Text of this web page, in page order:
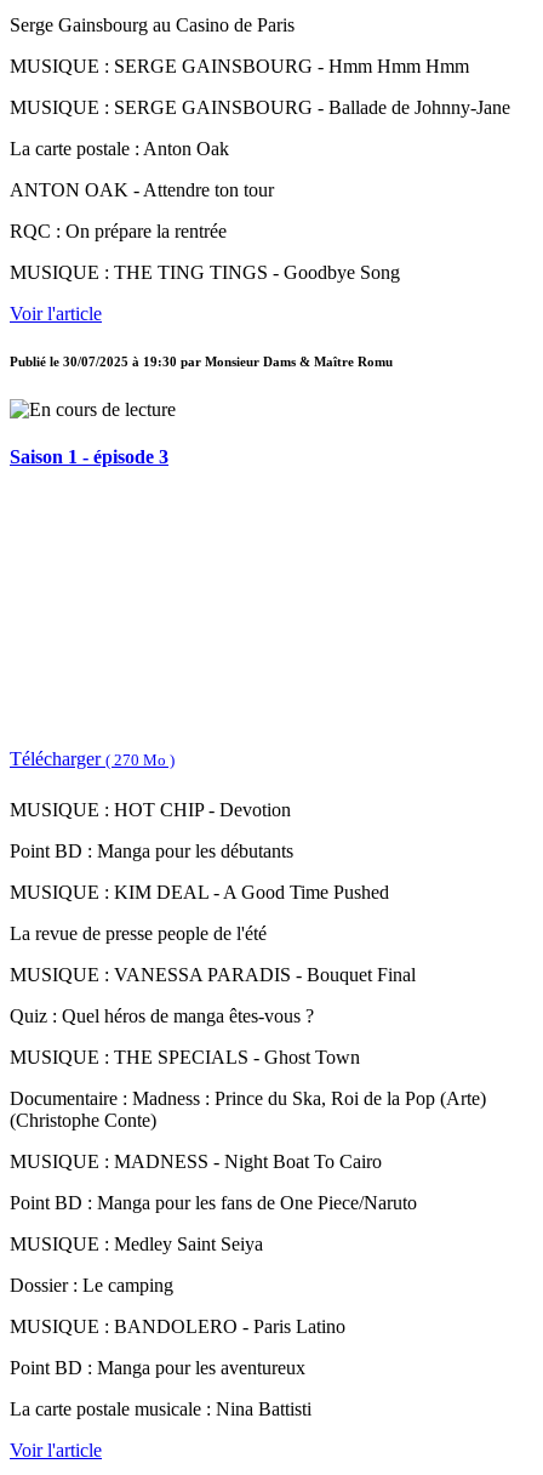
Serge Gainsbourg au Casino de Paris
MUSIQUE : SERGE GAINSBOURG - Hmm Hmm Hmm
MUSIQUE : SERGE GAINSBOURG - Ballade de Johnny-Jane
La carte postale : Anton Oak
ANTON OAK - Attendre ton tour
RQC : On prépare la rentrée
MUSIQUE : THE TING TINGS - Goodbye Song
Voir l'article
Publié le 30/07/2025 à 19:30 par Monsieur Dams & Maître Romu
Saison 1 - épisode 3
Télécharger ( 270 Mo )
MUSIQUE : HOT CHIP - Devotion
Point BD : Manga pour les débutants
MUSIQUE : KIM DEAL - A Good Time Pushed
La revue de presse people de l'été
MUSIQUE : VANESSA PARADIS - Bouquet Final
Quiz : Quel héros de manga êtes-vous ?
MUSIQUE : THE SPECIALS - Ghost Town
Documentaire : Madness : Prince du Ska, Roi de la Pop (Arte)
(Christophe Conte)
MUSIQUE : MADNESS - Night Boat To Cairo
Point BD : Manga pour les fans de One Piece/Naruto
MUSIQUE : Medley Saint Seiya
Dossier : Le camping
MUSIQUE : BANDOLERO - Paris Latino
Point BD : Manga pour les aventureux
La carte postale musicale : Nina Battisti
Voir l'article